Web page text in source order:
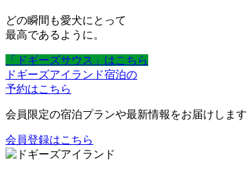
どの瞬間も愛犬にとって
最高であるように。
「ドギーズサウス」はこちら
ドギーズアイランド宿泊の
予約はこちら
会員限定の宿泊プランや最新情報をお届けします
会員登録はこちら